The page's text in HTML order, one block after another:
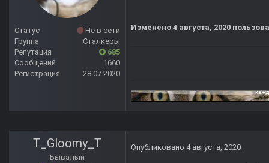
Статус
Не в сети
Группа
Сталкеры
Репутация
685
Сообщений
1660
Регистрация
28.07.2020
Изменено 4 августа, 2020
T_Gloomy_T
Бывалый
Опубликовано 4 августа, 2020